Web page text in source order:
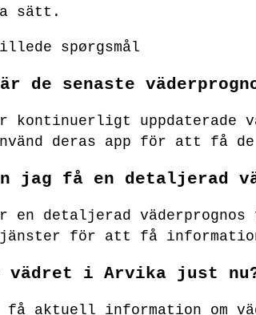
sätt.
spørgsmål
de senaste
kontinuerligt uppdaterade
deras app för att få de
jag få en detaljerad
en detaljerad
för att få
vädret i Arvika just
aktuell information om